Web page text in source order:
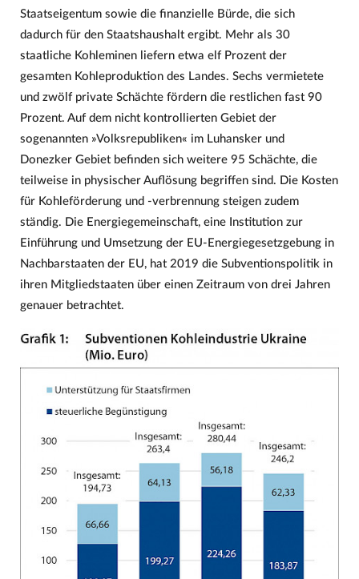
Staatseigentum sowie die finanzielle Bürde, die sich
dadurch für den Staatshaushalt ergibt. Mehr als 30
staatliche Kohleminen liefern etwa elf Prozent der
gesamten Kohleproduktion des Landes. Sechs vermietete
und zwölf private Schächte fördern die restlichen fast 90
Prozent. Auf dem nicht kontrollierten Gebiet der
sogenannten »Volksrepubliken« im Luhansker und
Donezker Gebiet befinden sich weitere 95 Schächte, die
teilweise in physischer Auflösung begriffen sind. Die Kosten
für Kohleförderung und -verbrennung steigen zudem
ständig. Die Energiegemeinschaft, eine Institution zur
Einführung und Umsetzung der EU-Energiegesetzgebung in
Nachbarstaaten der EU, hat 2019 die Subventionspolitik in
ihren Mitgliedstaaten über einen Zeitraum von drei Jahren
genauer betrachtet.